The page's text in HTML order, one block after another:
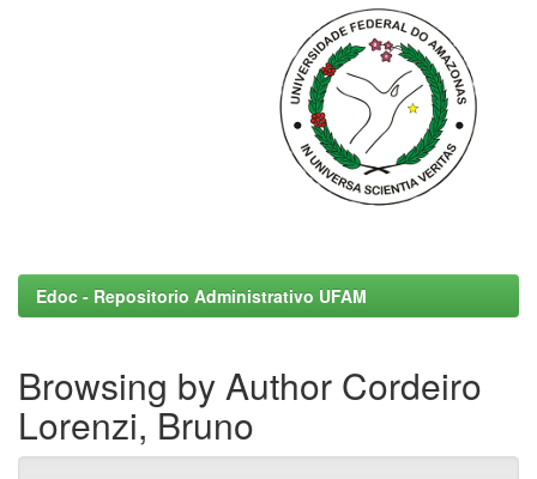
Edoc - Repositorio Administrativo UFAM
Browsing by Author Cordeiro
Lorenzi, Bruno